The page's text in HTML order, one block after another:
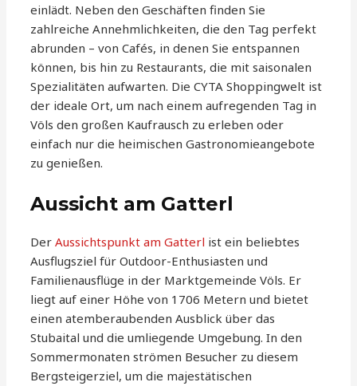
einlädt. Neben den Geschäften finden Sie
zahlreiche Annehmlichkeiten, die den Tag perfekt
abrunden – von Cafés, in denen Sie entspannen
können, bis hin zu Restaurants, die mit saisonalen
Spezialitäten aufwarten. Die CYTA Shoppingwelt ist
der ideale Ort, um nach einem aufregenden Tag in
Völs den großen Kaufrausch zu erleben oder
einfach nur die heimischen Gastronomieangebote
zu genießen.
Aussicht am Gatterl
DerAussichtspunkt am Gatterl ist ein beliebtes
Ausflugsziel für Outdoor-Enthusiasten und
Familienausflüge in der Marktgemeinde Völs. Er
liegt auf einer Höhe von 1706 Metern und bietet
einen atemberaubenden Ausblick über das
Stubaital und die umliegende Umgebung. In den
Sommermonaten strömen Besucher zu diesem
Bergsteigerziel, um die majestätischen